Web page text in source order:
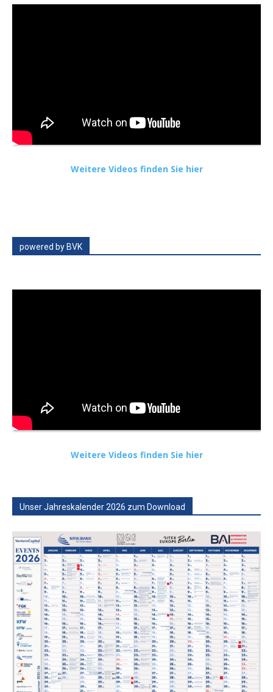
Weitere Videos finden Sie hier
powered by BVK
Weitere Videos finden Sie hier
Unser Jahreskalender 2026 zum Download